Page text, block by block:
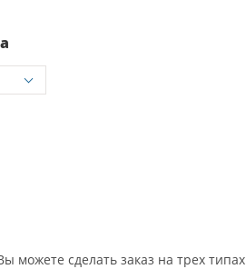
сделать заказ на трех типах